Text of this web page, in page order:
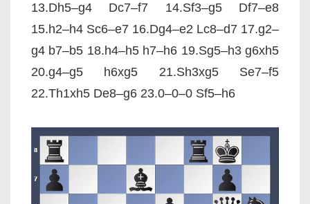
13.Dh5–g4 Dc7–f7 14.Sf3–g5 Df7–e8
15.h2–h4 Sc6–e7 16.Dg4–e2 Lc8–d7 17.g2–
g4 b7–b5 18.h4–h5 h7–h6 19.Sg5–h3 g6xh5
20.g4–g5 h6xg5 21.Sh3xg5 Se7–f5
22.Th1xh5 De8–g6 23.0–0–0 Sf5–h6